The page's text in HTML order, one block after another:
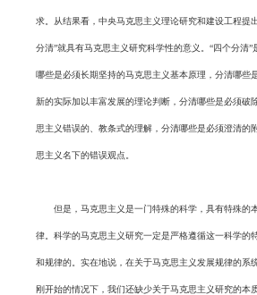
求。从结果看，中央马克思主义理论研究和建设工程提
分清”就具有马克思主义研究科学性的意义。“四个分清”
哪些是必须长期坚持的马克思主义基本原理，分清哪些
新的实际加以丰富发展的理论判断，分清哪些是必须破
思主义错误的、教条式的理解，分清哪些是必须澄清的
思主义名下的错误观点。
但是，马克思主义是一门特殊的科学，具有特殊的
律。科学的马克思主义研究一定是严格遵循这一科学的
和规律的。实在地说，在关于马克思主义发展规律的系
刚开始的情况下，我们还缺少关于马克思主义研究的本